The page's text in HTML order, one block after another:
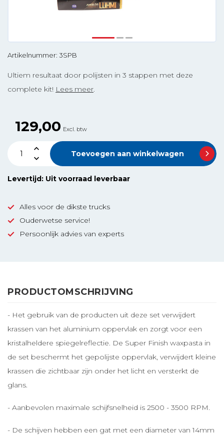
Artikelnummer: 3SPB
Ultiem resultaat door polijsten in 3 stappen met deze
complete kit! Lees meer.
129,00 Excl. btw
Toevoegen aan winkelwagen
Levertijd: Uit voorraad leverbaar
Alles voor de dikste trucks
Ouderwetse service!
Persoonlijk advies van experts
PRODUCTOMSCHRIJVING
- Het gebruik van de producten uit deze set verwijdert
krassen van het aluminium oppervlak en zorgt voor een
kristalheldere spiegelreflectie. De Super Finish waxpasta in
de set beschermt het gepolijste oppervlak, verwijdert kleine
krassen die zichtbaar zijn onder het licht en versterkt de
glans.
- Aanbevolen maximale schijfsnelheid is 2500 - 3500 RPM.
- De schijven hebben een gat met een diameter van 14mm